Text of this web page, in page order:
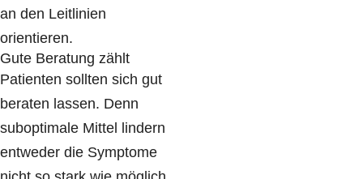
an den Leitlinien
orientieren.
Gute Beratung zählt
Patienten sollten sich gut
beraten lassen. Denn
suboptimale Mittel lindern
entweder die Symptome